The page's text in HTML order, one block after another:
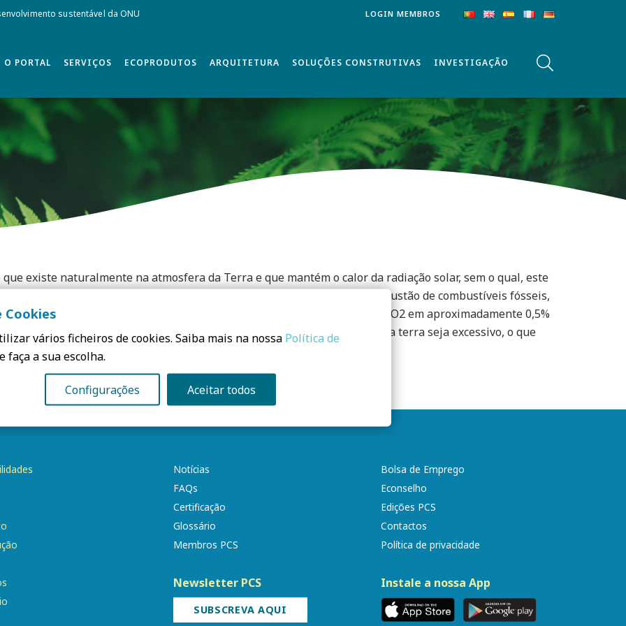
sustentável da ONU LOGIN MEMBROS
O PORTAL SERVIÇOS ECOPRODUTOS ARQUITETURA SOLUÇÕES CONSTRUTIVAS INVESTIGAÇÃO
existe naturalmente na atmosfera da Terra e que mantém o calor da radiação solar, sem o qual, este
a vida do planeta. A fonte principal de emissões de CO2 é a combustão de combustíveis fósseis,
nas últimas décadas, aumentando as concentrações de CO2 em aproximadamente 0,5%
gás com efeito estufa, tem contribuído para que o calor mantido na terra seja excessivo, o que
do planeta.
Notícias
FAQs
Certificação
Glossário
Membros PCS
Newsletter PCS
SUBSCREVA AQUI
Bolsa de Emprego
Econselho
Edições PCS
Contactos
Política de privacidade
Instale a nossa App
Cookies
vários ficheiros de cookies. Saiba mais na nossa Política de
e faça a sua escolha.
Configurações Aceitar todos